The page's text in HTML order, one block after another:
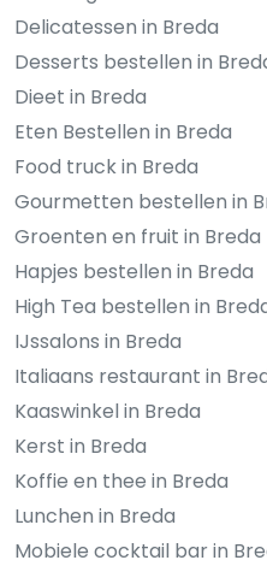
Delicatessen in Breda
Desserts bestellen in
Dieet in Breda
Eten Bestellen in Breda
Food truck in Breda
Gourmetten bestellen in
Groenten en fruit in Breda
Hapjes bestellen in Breda
High Tea bestellen in
IJssalons in Breda
Italiaans restaurant in
Kaaswinkel in Breda
Kerst in Breda
Koffie en thee in Breda
Lunchen in Breda
Mobiele cocktail bar in